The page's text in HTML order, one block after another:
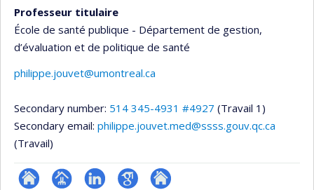
Professeur titulaire
École de santé publique - Département de gestion,
d’évaluation et de politique de santé
philippe.jouvet@umontreal.ca
Secondary number: 514 345-4931 #4927 (Travail 1)
Secondary email: philippe.jouvet.med@ssss.gouv.qc.ca
(Travail)